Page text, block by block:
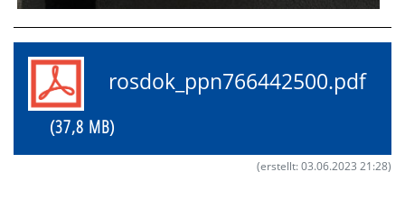
rosdok_ppn766442500.pdf
(37,8 MB)
(erstellt: 03.06.2023 21:28)